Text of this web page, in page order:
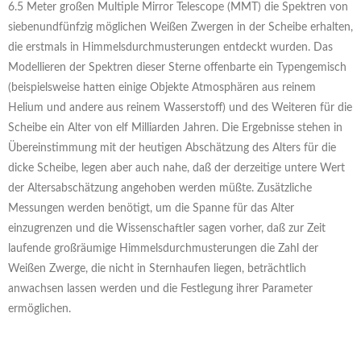
6.5 Meter großen Multiple Mirror Telescope (MMT) die Spektren von
siebenundfünfzig möglichen Weißen Zwergen in der Scheibe erhalten,
die erstmals in Himmelsdurchmusterungen entdeckt wurden. Das
Modellieren der Spektren dieser Sterne offenbarte ein Typengemisch
(beispielsweise hatten einige Objekte Atmosphären aus reinem
Helium und andere aus reinem Wasserstoff) und des Weiteren für die
Scheibe ein Alter von elf Milliarden Jahren. Die Ergebnisse stehen in
Übereinstimmung mit der heutigen Abschätzung des Alters für die
dicke Scheibe, legen aber auch nahe, daß der derzeitige untere Wert
der Altersabschätzung angehoben werden müßte. Zusätzliche
Messungen werden benötigt, um die Spanne für das Alter
einzugrenzen und die Wissenschaftler sagen vorher, daß zur Zeit
laufende großräumige Himmelsdurchmusterungen die Zahl der
Weißen Zwerge, die nicht in Sternhaufen liegen, beträchtlich
anwachsen lassen werden und die Festlegung ihrer Parameter
ermöglichen.